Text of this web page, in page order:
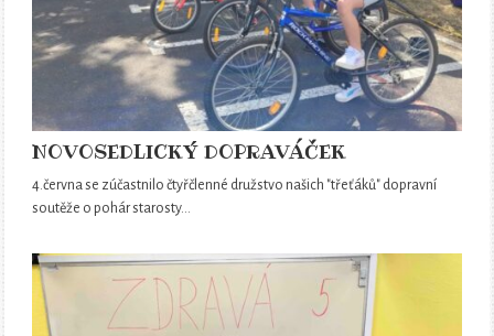
NOVOSEDLICKÝ DOPRAVÁČEK
4.června se zúčastnilo čtyřčlenné družstvo našich "třeťáků" dopravní
soutěže o pohár starosty…